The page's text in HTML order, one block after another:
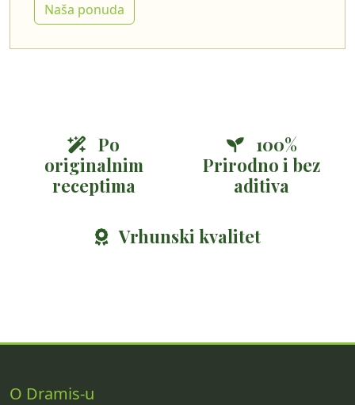
Naša ponuda
Po
originalnim
receptima
100%
Prirodno i bez
aditiva
Vrhunski kvalitet
O Dramis-u